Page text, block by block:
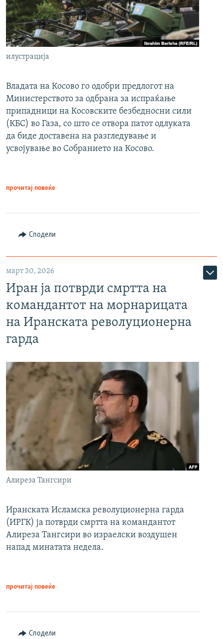
илустрација
Владата на Косово го одобри предлогот на
Министерството за одбрана за испраќање
припадници на Косовските безбедносни сили
(КБС) во Газа, со што се отвора патот одлуката
да биде доставена на разгледување и
усвојување во Собранието на Косово.
прочитај повеќе
Сподели
март 30, 2026
Иран ја потврди смртта на
командантот на морнарицата
на Иранската револуционерна
гарда
Алиреза Тангсири
Иранската Исламска револуционерна гарда
(ИРГК) ја потврди смртта на командантот
Алиреза Тангсири во израелски воздушен
напад минатата недела.
прочитај повеќе
Сподели